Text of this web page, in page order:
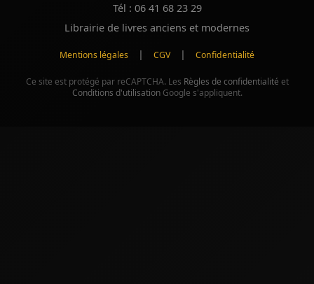
Tél : 06 41 68 23 29
Librairie de livres anciens et modernes
Mentions légales | CGV | Confidentialité
Ce site est protégé par reCAPTCHA. Les Règles de confidentialité et
Conditions d'utilisationGoogle s'appliquent.